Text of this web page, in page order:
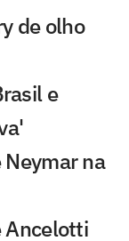
de olho
e
Neymar na
Ancelotti